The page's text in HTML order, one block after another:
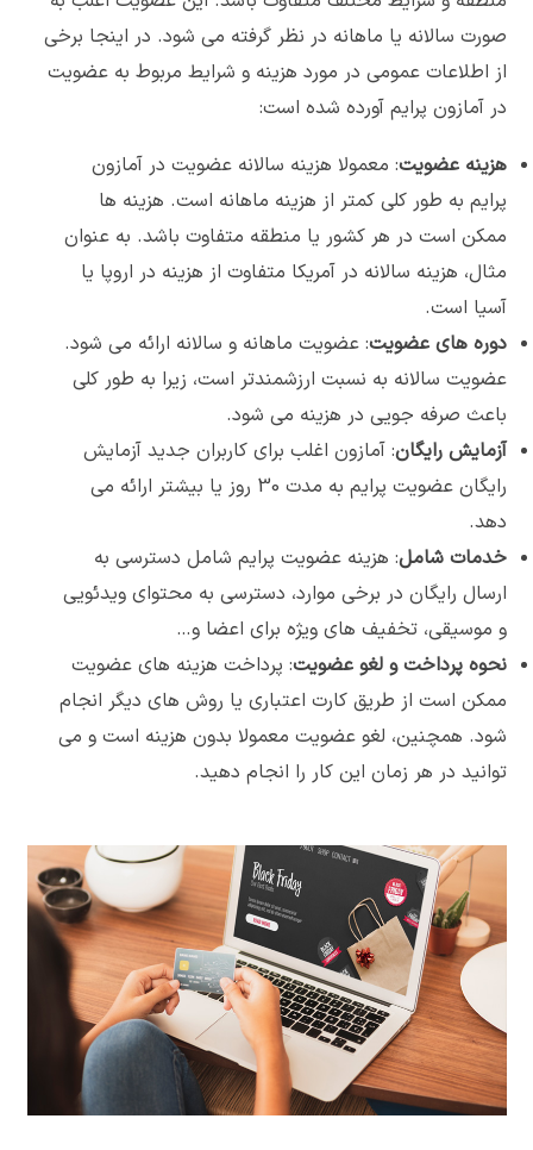
صورت سالانه یا ماهانه در نظر گرفته می شود. در اینجا برخی
از اطلاعات عمومی در مورد هزینه و شرایط مربوط به عضویت
در آمازون پرایم آورده شده است:
هزینه عضویت: معمولا هزینه سالانه عضویت در آمازون
پرایم به طور کلی کمتر از هزینه ماهانه است. هزینه ها
ممکن است در هر کشور یا منطقه متفاوت باشد. به عنوان
مثال، هزینه سالانه در آمریکا متفاوت از هزینه در اروپا یا
آسیا است.
دوره های عضویت: عضویت ماهانه و سالانه ارائه می شود.
عضویت سالانه به نسبت ارزشمندتر است، زیرا به طور کلی
باعث صرفه جویی در هزینه می شود.
آزمایش رایگان: آمازون اغلب برای کاربران جدید آزمایش
رایگان عضویت پرایم به مدت 30 روز یا بیشتر ارائه می
دهد.
خدمات شامل: هزینه عضویت پرایم شامل دسترسی به
ارسال رایگان در برخی موارد، دسترسی به محتوای ویدئویی
و موسیقی، تخفیف های ویژه برای اعضا و…
نحوه پرداخت و لغو عضویت: پرداخت هزینه های عضویت
ممکن است از طریق کارت اعتباری یا روش های دیگر انجام
شود. همچنین، لغو عضویت معمولا بدون هزینه است و می
توانید در هر زمان این کار را انجام دهید.